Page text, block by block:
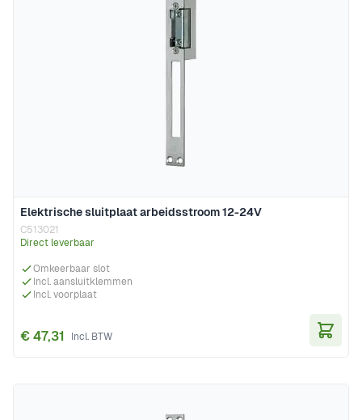
Elektrische sluitplaat arbeidsstroom 12-24V
C513021
Direct leverbaar
Omkeerbaar slot
Incl. aansluitklemmen
Incl. voorplaat
€ 47,31